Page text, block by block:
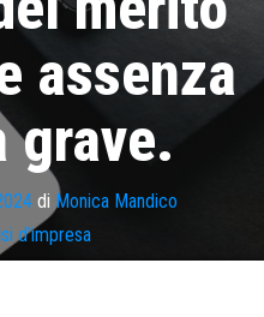
assenza
grave.
di Monica Mandico
d'impresa
,ristrutturazione debiti